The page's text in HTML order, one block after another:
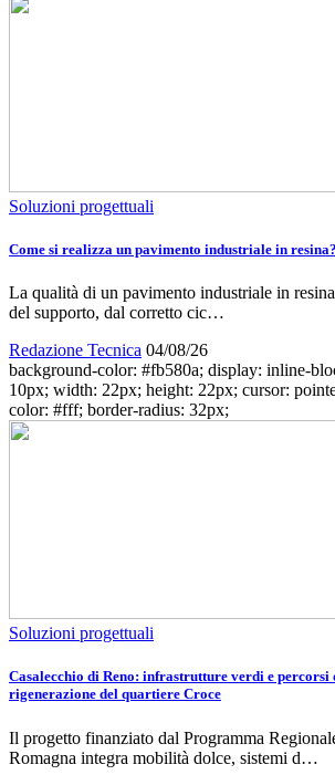
Soluzioni progettuali
Come si realizza un pavimento industriale in resina?
La qualità di un pavimento industriale in
del supporto, dal corretto cic…
Redazione Tecnica 04/08/26
background-color: #fb580a; display: inline-
10px; width: 22px; height: 22px; cursor:
color: #fff; border-radius: 32px;
Soluzioni progettuali
Casalecchio di Reno: infrastrutture verdi e percorsi
rigenerazione del quartiere Croce
Il progetto finanziato dal Programma
Romagna integra mobilità dolce, sistemi d…